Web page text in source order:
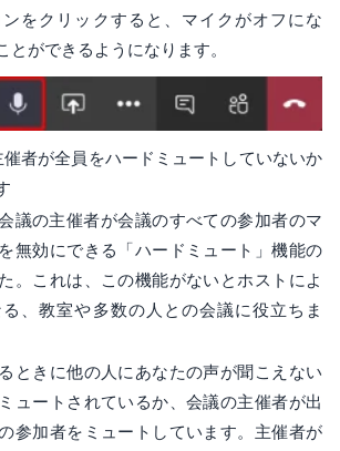
をクリックすると、マイクがオフにな
とができるようになります。
者が全員をハードミュートしていないか
議の主催者が会議のすべての参加者のマ
無効にできる「ハードミュート」機能の
。これは、この機能がないとホストによ
、教室や多数の人との会議に役立ちま
ときに他の人にあなたの声が聞こえない
ュートされているか、会議の主催者が出
参加者をミュートしています。主催者が